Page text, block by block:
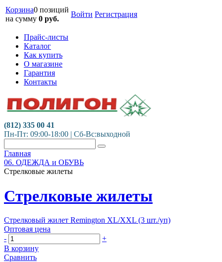
Корзина0 позиций
на сумму 0 руб.
Войти Регистрация
Прайс-листы
Каталог
Как купить
О магазине
Гарантия
Контакты
(812) 335 00 41
Пн-Пт: 09:00-18:00 | Сб-Вс:выходной
Главная
06. ОДЕЖДА и ОБУВЬ
Стрелковые жилеты
Стрелковые жилеты
Стрелковый жилет Remington XL/XXL (3 шт./уп)
Оптовая цена
-
+
В корзину
Сравнить